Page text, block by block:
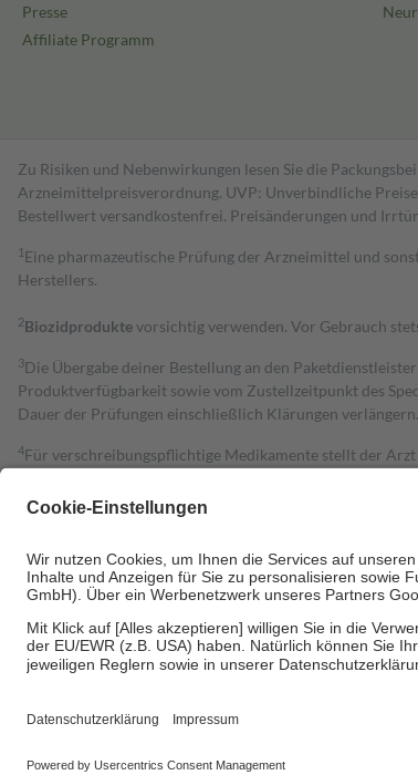
Presse
Affiliate Programm
Zu Risiken und Nebenwirkungen lesen Sie die
Arzneimittelpreisverordnung. UVP: Unverbindliche
Bestell­wert versand­kosten­frei. Preisänderungen und
1 Eine pharmazeutische Prüfung der Arzneimittel und
Herstellers.
2Biozidproduktevorsichtig verwenden. Vor Gebrauch
3Die Übergabe deiner Bestellung an den
Produktverfügbarkeit sowie vom Zustellzeitpunkt des
Dauer der Prüfungen einschließlich Klärungen verlängern.
4Für verschreibungspflichtige Medikamente stellt der
Grundsätzlich leisten Mitglieder Zuzahlungen in Höhe von
Bei Heilmitteln und häuslicher Krankenpflege beträgt
Um das Engagement der Versicherten für ihre eigene
• Untersuchungen zur Vorsorge und Früherkennung, die
• empfohlenen Schutzimpfungen
Wir nutzen Trusted Shops als unabhängigen